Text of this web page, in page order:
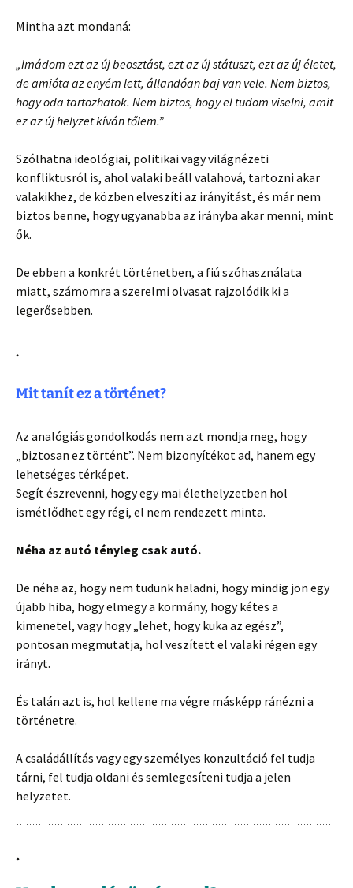
Mintha azt mondaná:
„Imádom ezt az új beosztást, ezt az új státuszt, ezt az új életet,
de amióta az enyém lett, állandóan baj van vele. Nem biztos,
hogy oda tartozhatok. Nem biztos, hogy el tudom viselni, amit
ez az új helyzet kíván tőlem.”
Szólhatna ideológiai, politikai vagy világnézeti
konfliktusról is, ahol valaki beáll valahová, tartozni akar
valakikhez, de közben elveszíti az irányítást, és már nem
biztos benne, hogy ugyanabba az irányba akar menni, mint
ők.
De ebben a konkrét történetben, a fiú szóhasználata
miatt, számomra a szerelmi olvasat rajzolódik ki a
legerősebben.
.
Mit tanít ez a történet?
Az analógiás gondolkodás nem azt mondja meg, hogy
„biztosan ez történt”. Nem bizonyítékot ad, hanem egy
lehetséges térképet.
Segít észrevenni, hogy egy mai élethelyzetben hol
ismétlődhet egy régi, el nem rendezett minta.
Néha az autó tényleg csak autó.
De néha az, hogy nem tudunk haladni, hogy mindig jön egy
újabb hiba, hogy elmegy a kormány, hogy kétes a
kimenetel, vagy hogy „lehet, hogy kuka az egész”,
pontosan megmutatja, hol veszített el valaki régen egy
irányt.
És talán azt is, hol kellene ma végre másképp ránézni a
történetre.
A családállítás vagy egy személyes konzultáció fel tudja
tárni, fel tudja oldani és semlegesíteni tudja a jelen
helyzetet.
.